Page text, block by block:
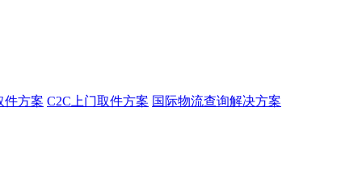
件方案 C2C上门取件方案 国际物流查询解决方案